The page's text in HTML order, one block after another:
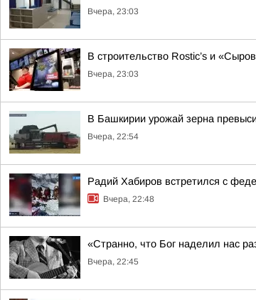
Вчера, 23:03
В строительство Rostic’s и
Вчера, 23:03
В Башкирии урожай зерна
Вчера, 22:54
Радий Хабиров встретился с
Вчера, 22:48
«Странно, что Бог наделил нас
Вчера, 22:45